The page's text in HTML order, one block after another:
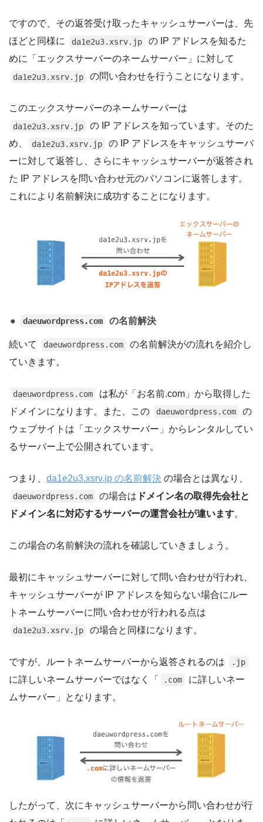
ですので、その返答受け取ったキャッシュサーバーは、先
ほどと同様に
da1e2u3.xsrv.jp
の IP アドレスを知るた
めに「エックスサーバーのネームサーバー」に対して
da1e2u3.xsrv.jp の問い合わせを行うことになります。
このエックスサーバーのネームサーバーは
da1e2u3.xsrv.jp
の IP アドレスを知っています。そのた
め、
da1e2u3.xsrv.jp
の IP アドレスをキャッシュサーバ
ーに対して返答し、さらにキャッシュサーバーが返答され
た IP アドレスを問い合わせ元のパソコンに返答します。
これにより名前解決に成功することになります。
daeuwordpress.com の名前解決
続いて daeuwordpress.com
の名前解決がの流れを紹介し
ていきます。
daeuwordpress.com
は私が「お名前.com」から取得した
ドメインになります。また、この
daeuwordpress.com
の
ウェブサイトは「エックスサーバー」からレンタルしてい
るサーバー上で公開されています。
つまり、 da1e2u3.xsrv.jp の名前解決 の場合とは異なり、
daeuwordpress.com の場合は ドメイン名の取得先会社と
ドメイン名に対応するサーバーの運営会社が違います。
この場合の名前解決の流れを確認していきましょう。
最初にキャッシュサーバーに対して問い合わせが行われ、
キャッシュサーバーが IP アドレスを知らない場合にルー
トネームサーバーに問い合わせが行われる点は
da1e2u3.xsrv.jp の場合と同様になります。
ですが、ルートネームサーバーから返答されるのは .jp
に詳しいネームサーバーではなく「 .com
に詳しいネー
ムサーバー」となります。
したがって、次にキャッシュサーバーから問い合わせが行